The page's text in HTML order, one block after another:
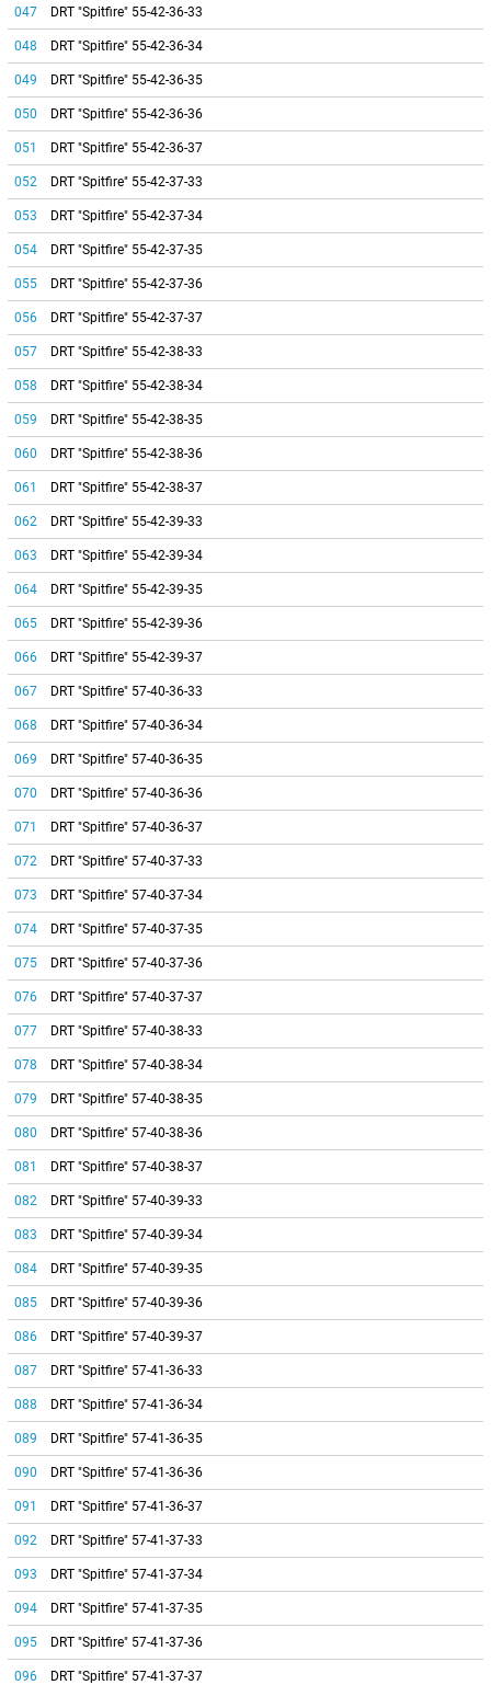
047 DRT "Spitfire" 55-42-36-33
048 DRT "Spitfire" 55-42-36-34
049 DRT "Spitfire" 55-42-36-35
050 DRT "Spitfire" 55-42-36-36
051 DRT "Spitfire" 55-42-36-37
052 DRT "Spitfire" 55-42-37-33
053 DRT "Spitfire" 55-42-37-34
054 DRT "Spitfire" 55-42-37-35
055 DRT "Spitfire" 55-42-37-36
056 DRT "Spitfire" 55-42-37-37
057 DRT "Spitfire" 55-42-38-33
058 DRT "Spitfire" 55-42-38-34
059 DRT "Spitfire" 55-42-38-35
060 DRT "Spitfire" 55-42-38-36
061 DRT "Spitfire" 55-42-38-37
062 DRT "Spitfire" 55-42-39-33
063 DRT "Spitfire" 55-42-39-34
064 DRT "Spitfire" 55-42-39-35
065 DRT "Spitfire" 55-42-39-36
066 DRT "Spitfire" 55-42-39-37
067 DRT "Spitfire" 57-40-36-33
068 DRT "Spitfire" 57-40-36-34
069 DRT "Spitfire" 57-40-36-35
070 DRT "Spitfire" 57-40-36-36
071 DRT "Spitfire" 57-40-36-37
072 DRT "Spitfire" 57-40-37-33
073 DRT "Spitfire" 57-40-37-34
074 DRT "Spitfire" 57-40-37-35
075 DRT "Spitfire" 57-40-37-36
076 DRT "Spitfire" 57-40-37-37
077 DRT "Spitfire" 57-40-38-33
078 DRT "Spitfire" 57-40-38-34
079 DRT "Spitfire" 57-40-38-35
080 DRT "Spitfire" 57-40-38-36
081 DRT "Spitfire" 57-40-38-37
082 DRT "Spitfire" 57-40-39-33
083 DRT "Spitfire" 57-40-39-34
084 DRT "Spitfire" 57-40-39-35
085 DRT "Spitfire" 57-40-39-36
086 DRT "Spitfire" 57-40-39-37
087 DRT "Spitfire" 57-41-36-33
088 DRT "Spitfire" 57-41-36-34
089 DRT "Spitfire" 57-41-36-35
090 DRT "Spitfire" 57-41-36-36
091 DRT "Spitfire" 57-41-36-37
092 DRT "Spitfire" 57-41-37-33
093 DRT "Spitfire" 57-41-37-34
094 DRT "Spitfire" 57-41-37-35
095 DRT "Spitfire" 57-41-37-36
096 DRT "Spitfire" 57-41-37-37